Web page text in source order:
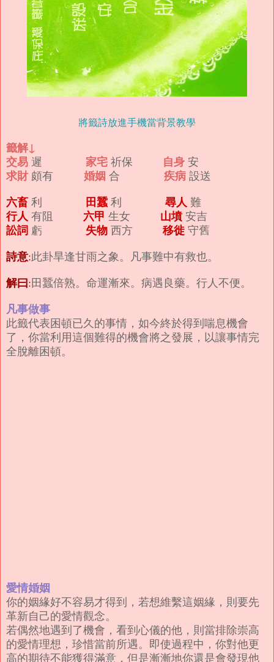
將籤詩放進手機當背景教學
籤解↓
交易 遲 家宅 祈保 自身 安
求財頗有 婚姻 合 疾病 設送
六畜 利 田蠶利 尋人 難
行人 有阻 六甲 生女 山墳安吉
訟詞 虧 失物 西方 移徙 守舊
詩意:此卦旱逢甘雨之象。凡事難中有救也。
解曰:田蠶倍熟。命運漸來。病遇良藥。行人不便。
凡事做事
此籤代表困頓已久的事情，如今終於得到喘息機會
了，你當利用這個難得的機會將之發展，以讓事情完
全脫離困頓。
愛情婚姻
你的姻緣好不容易才得到，若想維繫這姻緣，則要先
革新自己的愛情觀念。
若偶然地遇到了機會，看到心儀的他，則當排除崇高
的愛情理想，珍惜當前所遇。即使過程中，你對他更
高的期待不能獲得滿意，但是漸漸地你還是會發現他